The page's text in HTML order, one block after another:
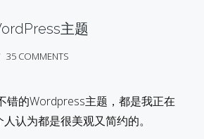
主题
35 COMMENTS
错的Wordpress主题，都是我正在
认为都是很美观又简约的。